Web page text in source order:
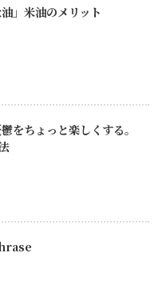
油」米油のメリット
をちょっと楽しくする。